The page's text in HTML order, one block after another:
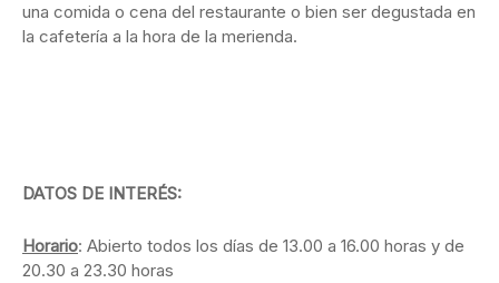
una comida o cena del restaurante o bien ser degustada en
la cafetería a la hora de la merienda.
DATOS DE INTERÉS:
Horario: Abierto todos los días de 13.00 a 16.00 horas y de
20.30 a 23.30 horas